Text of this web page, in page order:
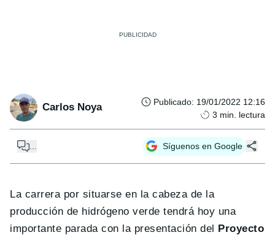
Carlos Noya Publicado: 19/01/2022 12:16
3 min. lectura
Síguenos en Google
La carrera por situarse en la cabeza de la
producción de hidrógeno verde tendrá hoy una
importante parada con la presentación del Proyecto